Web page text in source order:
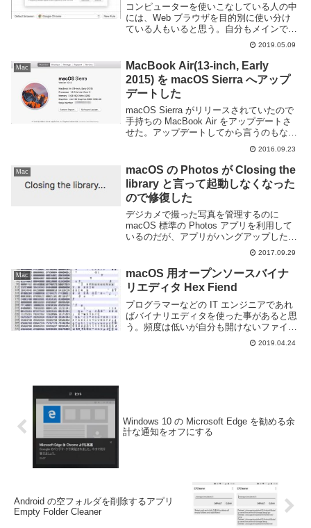
コンピューターを使いこなしている人の中
には、Web ブラウザを目的別に使い分け
ている人もいると思う。自分もメインで利
用するのは Google Chrome だが場合によ
っては Firefox や Safari, Vivaldi などを使
い分...
2019.05.09
Mac
MacBook Air(13-inch, Early
2015) を macOS Sierra へアップ
デートした
macOS Sierra がリリースされていたので
手持ちの MacBook Air をアップデートさ
せた。アップデートしてから言うのもなん
だが、Siri は使わないしユニバーサルクリ
ップボードは iPhone 持ってないから意味
ないしApp...
2016.09.23
Mac
macOS の Photos が Closing the
library と言って起動しなくなった
ので修復した
デジカメで撮った写真を管理するのに
macOS 標準の Photos アプリを利用して
いるのだが、アプリがハングアップした際
に強制終了したところ、以下のダイアログ
と共に正常に起動しなくなってしまった。
Closing the library....
2017.09.29
Mac
macOS 用オープンソースバイナ
リエディタ Hex Fiend
プログラマーなどの IT エンジニアであれ
ばバイナリエディタを使った事があると思
う。頻度は低いが自分も開けないファイル
や形式がよくわからないファイルの中身を
確認したりするのに利用したことがある。
2019.04.24
Windows 10 の Microsoft Edge を勧める余
計な通知をオフにする
Android の空フォルダを削除するアプリ
Empty Folder Cleaner